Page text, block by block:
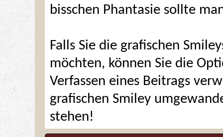
bisschen Phantasie sollte
Falls Sie die grafischen
möchten, können Sie die
Verfassen eines Beitrags
grafischen Smiley
stehen!